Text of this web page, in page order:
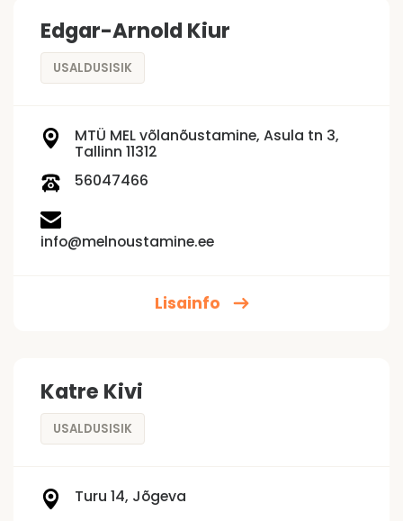
Edgar-Arnold Kiur
USALDUSISIK
MTÜ MEL võlanõustamine, Asula tn 3,
Tallinn 11312
56047466
info@melnoustamine.ee
Lisainfo
Katre Kivi
USALDUSISIK
Turu 14, Jõgeva